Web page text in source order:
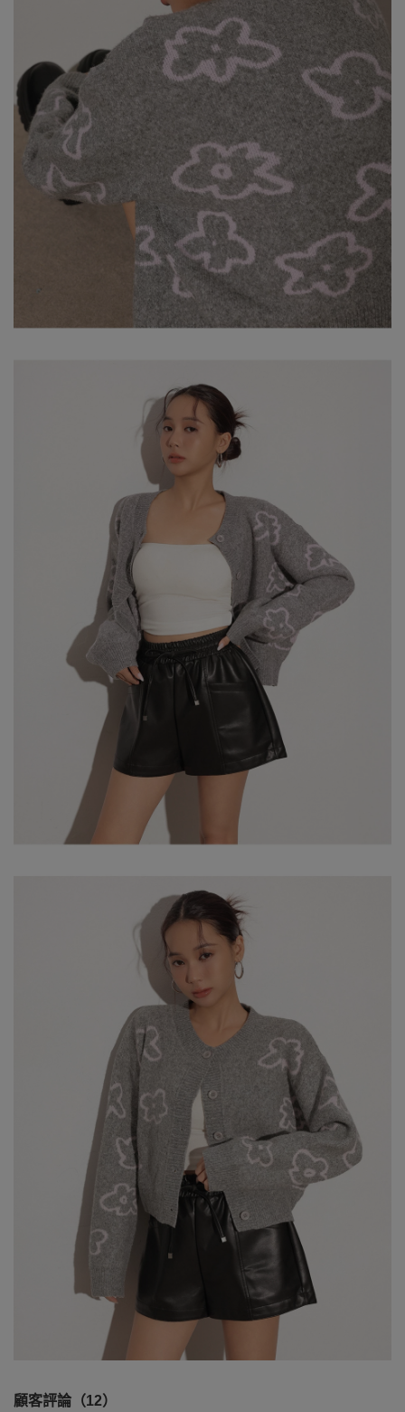
顧客評論（12）